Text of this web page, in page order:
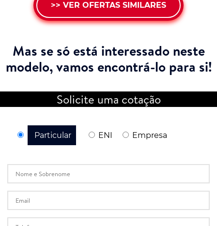
>> VER OFERTAS SIMILARES
Mas se só está interessado neste
modelo,vamos encontrá-lo para si!
Solicite uma cotação
Particular ENI Empresa